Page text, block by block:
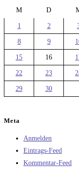
M
D
1 2
8 9
15 16
22 23
29
30
Meta
Anmelden
Eintrags-Feed
Kommentar-Feed